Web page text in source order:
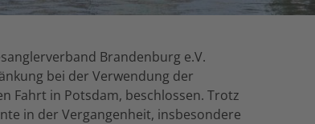
Brandenburg e.V.
bei der Verwendung der
Fahrt in Potsdam, beschlossen. Trotz
in der Vergangenheit, insbesondere